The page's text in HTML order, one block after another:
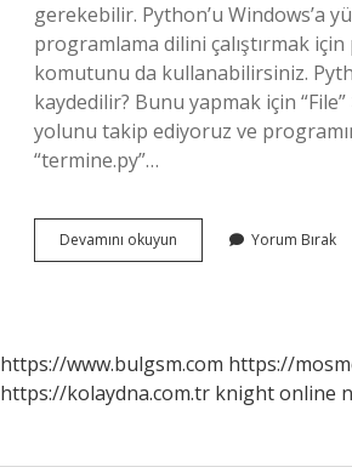
gerekebilir. Python’u Windows’a
programlama dilini çalıştırmak
komutunu da kullanabilirsiniz.
kaydedilir? Bunu yapmak için “File”
yolunu takip ediyoruz ve
“termine.py”…
Devamını okuyun
Dosya
Yorum Bırak
https://www.bulgsm.com https://
https://kolaydna.com.tr knight online